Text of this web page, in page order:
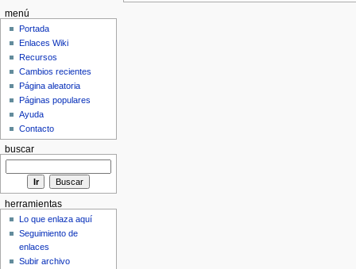
menú
Portada
Enlaces Wiki
Recursos
Cambios recientes
Página aleatoria
Páginas populares
Ayuda
Contacto
buscar
herramientas
Lo que enlaza aquí
Seguimiento de
enlaces
Subir archivo